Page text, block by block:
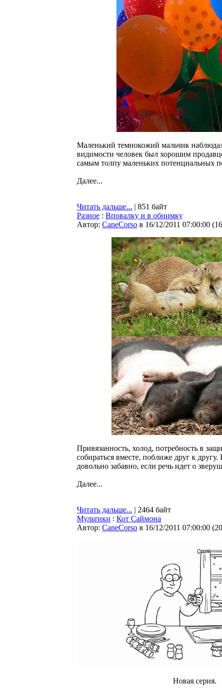
Маленький темнокожий мальчик
видимости человек был хорошим
самым толпу маленьких потенциальных
Далее...
Читать дальше... | 851 байт
Разное : Вповалку и в обнимку
Автор: CaneCorso в 16/12/2011 07:00:00 (
Привязанность, холод, потребность в
собираться вместе, поближе друг к
довольно забавно, если речь идет о
Далее...
Читать дальше... | 2464 байт
Мультики : Кот Саймона
Автор: CaneCorso в 16/12/2011 07:00:00 (
Новая серия.